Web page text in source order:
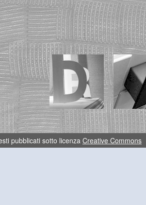
pubblicati sotto licenza Creative Commons